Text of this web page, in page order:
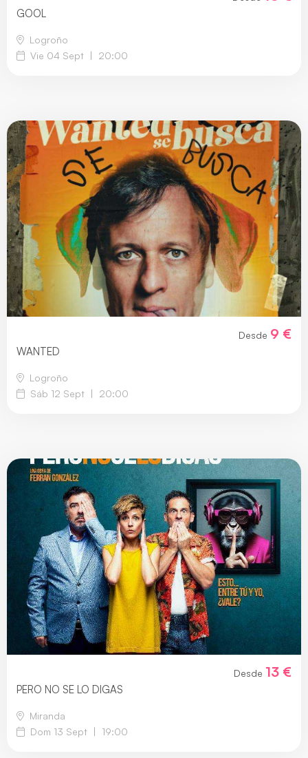
GOOL
Logroño
Vie 04 Sept | 20:00
Desde 9 €
WANTED
Logroño
Sáb 12 Sept | 20:00
Desde 13 €
PERO NO SE LO DIGAS
Miranda
Dom 13 Sept | 19:00